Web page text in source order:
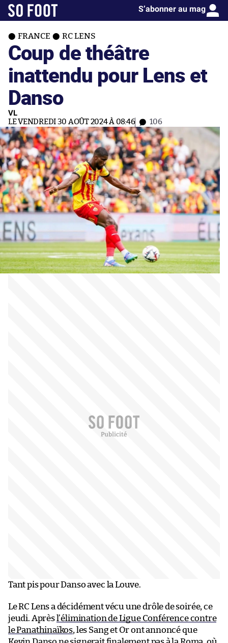
S’abonner au mag
FRANCE RC LENS
Coup de théâtre
inattendu pour Lens et
Danso
VL
LE VENDREDI 30 AOÛT 2024 À 08:46 106
Tant pis pour Danso avec la Louve.
Le RC Lens a décidément vécu une drôle de soirée, ce
jeudi. Après l’élimination de Ligue Conférence contre
le Panathinaïkos, les Sang et Or ont annoncé que